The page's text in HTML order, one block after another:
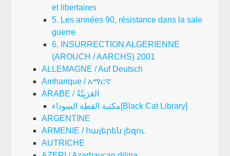
et libertaires
5. Les années 90, résistance dans la sale
guerre
6. INSURRECTION ALGERIENNE
(AROUCH / AARCHS) 2001
ALLEMAGNE / Auf Deutsch
Amharique / አማርኛ
ARABE / العَرَبِيَّةُ
مكتبة القطة السوداء[Black Cat Library]
ARGENTINE
ARMENIE / հայերեն լեզու
AUTRICHE